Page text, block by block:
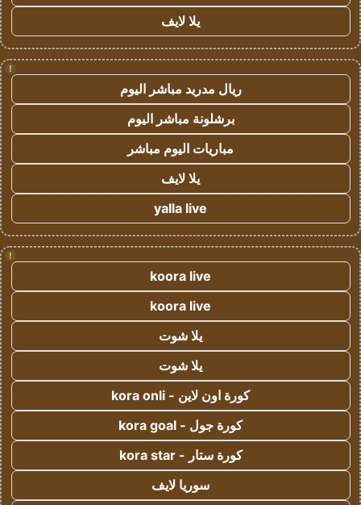
يلا لايف
!
ريال مدريد مباشر اليوم
برشلونة مباشر اليوم
مباريات اليوم مباشر
يلا لايف
yalla live
!
koora live
koora live
يلا شوت
يلا شوت
كورة اون لاين - kora onli
كورة جول - kora goal
كورة ستار - kora star
سوريا لايف